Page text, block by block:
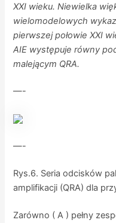
XXI wieku. Niewielka
wielomodelowych
pierwszej połowie XXI
AIE występuje równy
malejącym QRA.
—-
—-
Rys.6. Seria odcisków
amplifikacji (QRA) dla
Zarówno ( A ) pełny